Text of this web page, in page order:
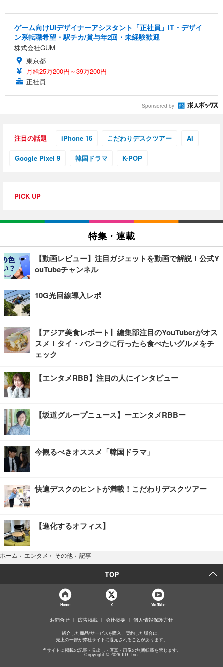
ゲーム向けUIデザイナーアシスタント「正社員」IT・デザイ
ン系転職希望・駅チカ/賞与年2回・未経験歓迎
株式会社GUM
東京都
月給25万200円～39万200円
正社員
Sponsored by
注目の話題 iPhone 16 こだわりデスクツアー AI
Google Pixel 9 韓国ドラマ K-POP
PICK UP
特集・連載
【動画レビュー】注目ガジェットを動画で解説！公式Y
ouTubeチャンネル
10G光回線導入レポ
【アジア美食レポート】編集部注目のYouTuberがオス
スメ！タイ・バンコクに行ったら食べたいグルメをチ
ェック
【エンタメRBB】注目の人にインタビュー
【坂道グループニュース】ーエンタメRBBー
今観るべきオススメ「韓国ドラマ」
快適デスクのヒントが満載！こだわりデスクツアー
【進化するオフィス】
ホーム › エンタメ › その他 › 記事
TOP
Home X YouTube
お問合せ 広告掲載 会社概要 個人情報保護方針
紹介した商品/サービスを購入、契約した場合に、
売上の一部が弊社サイトに還元されることがあります。
当サイトに掲載の記事・見出し・写真・画像の無断転載を禁じます。
Copyright © 2026 IID, Inc.